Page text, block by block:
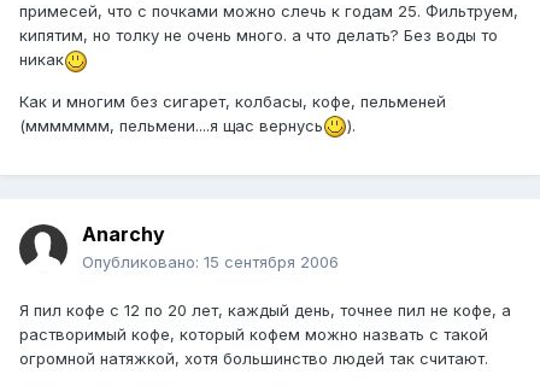
примесей, что с почками можно слечь к годам 25. Фильтруем,
кипятим, но толку не очень много. а что делать? Без воды то
никак
Как и многим без сигарет, колбасы, кофе, пельменей
(ммммммм, пельмени....я щас вернусь
).
Anarchy
Опубликовано: 15 сентября 2006
Я пил кофе с 12 по 20 лет, каждый день, точнее пил не кофе, а
растворимый кофе, который кофем можно назвать с такой
огромной натяжкой, хотя большинство людей так считают.